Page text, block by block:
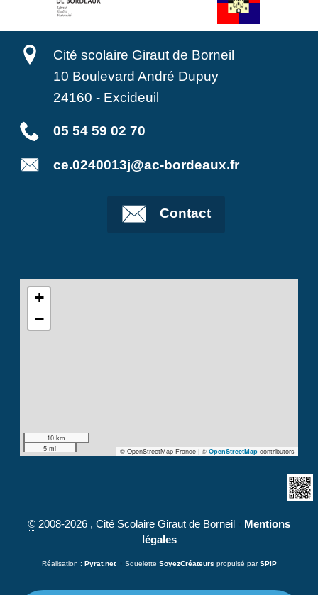
Cité scolaire Giraut de Borneil
10 Boulevard André Dupuy
24160 - Excideuil
05 54 59 02 70
ce.0240013j@ac-bordeaux.fr
Contact
+
−
10 km
5 mi
© OpenStreetMap France | ©OpenStreetMap contributors
© 2008-2026 , Cité Scolaire Giraut de Borneil
Mentions
légales
Réalisation : Pyrat.net Squelette SoyezCréateurs propulsé parSPIP